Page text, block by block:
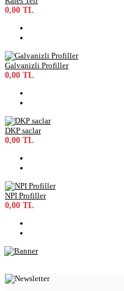
0,00 TL
Galvanizli Profiller
0,00 TL
DKP saclar
0,00 TL
NPI Profiller
0,00 TL